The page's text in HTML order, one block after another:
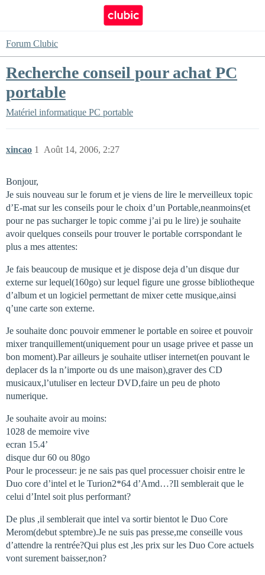
Forum Clubic
Recherche conseil pour achat PC
portable
Matériel informatique PC portable
xincao Août 14, 2006, 2:27
1
Bonjour,
Je suis nouveau sur le forum et je viens de lire le merveilleux topic
d’E-mat sur les conseils pour le choix d’un Portable,neanmoins(et
pour ne pas sucharger le topic comme j’ai pu le lire) je souhaite
avoir quelques conseils pour trouver le portable corrspondant le
plus a mes attentes:
Je fais beaucoup de musique et je dispose deja d’un disque dur
externe sur lequel(160go) sur lequel figure une grosse bibliotheque
d’album et un logiciel permettant de mixer cette musique,ainsi
q’une carte son externe.
Je souhaite donc pouvoir emmener le portable en soiree et pouvoir
mixer tranquillement(uniquement pour un usage privee et passe un
bon moment).Par ailleurs je souhaite utliser internet(en pouvant le
deplacer ds la n’importe ou ds une maison),graver des CD
musicaux,l’utuliser en lecteur DVD,faire un peu de photo
numerique.
Je souhaite avoir au moins:
1028 de memoire vive
ecran 15.4’
disque dur 60 ou 80go
Pour le processeur: je ne sais pas quel processuer choisir entre le
Duo core d’intel et le Turion2*64 d’Amd…?Il semblerait que le
celui d’Intel soit plus performant?
De plus ,il semblerait que intel va sortir bientot le Duo Core
Merom(debut sptembre).Je ne suis pas presse,me conseille vous
d’attendre la rentrée?Qui plus est ,les prix sur les Duo Core actuels
vont surement baisser,non?